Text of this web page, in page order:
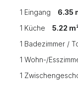
1 Eingang
6.35
1 Küche
5.22
1 Badezimmer /
1 Wohn-/
1